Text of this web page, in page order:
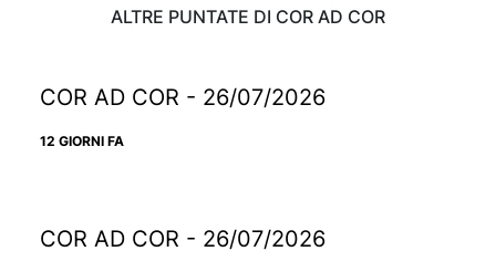
ALTRE PUNTATE DI COR AD COR
COR AD COR - 26/07/2026
12 GIORNI FA
COR AD COR - 26/07/2026